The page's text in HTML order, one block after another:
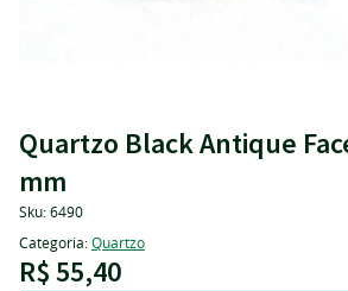
Quartzo Black Antique
mm
Sku:6490
Categoria:Quartzo
R$ 55,40